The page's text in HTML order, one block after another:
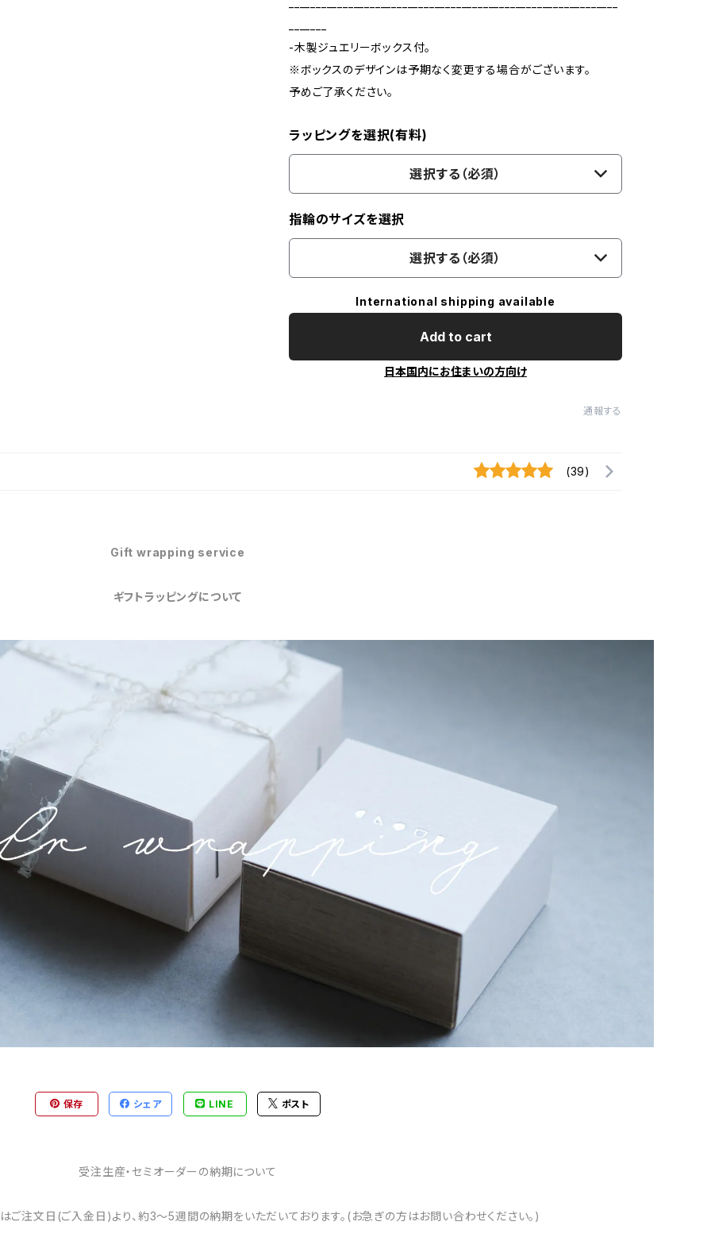
-木製ジュエリーボックス付。
※ボックスのデザインは予期なく変更する場合がございます。
予めご了承ください。
ラッピングを選択(有料)
選択する（必須）
指輪のサイズを選択
選択する（必須）
International shipping available
Add to cart
日本国内にお住まいの方向け
通報する
(39)
Gift wrapping service
ギフトラッピングについて
保存 シェア LINE ポスト
受注生産・セミオーダーの納期について
ご注文日(ご入金日)より、約3～5週間の納期をいただいております。(お急ぎの方はお問い合わせください。)